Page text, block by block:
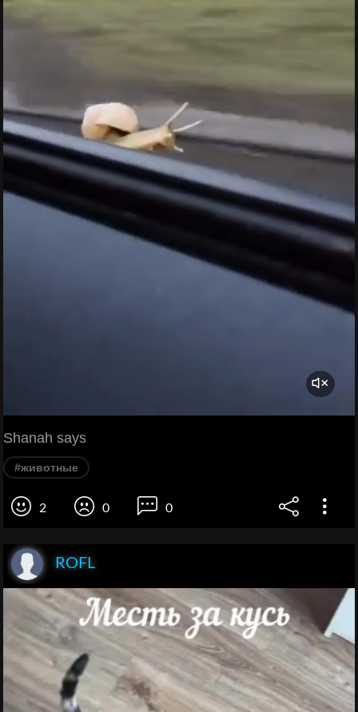
Shanah says
#животные
2 0 0
ROFL